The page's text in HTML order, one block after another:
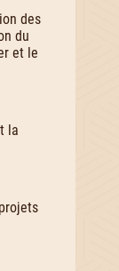
des
du
et le
la